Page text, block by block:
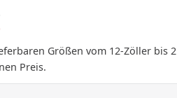
Größen vom 12-Zöller bis
Preis.